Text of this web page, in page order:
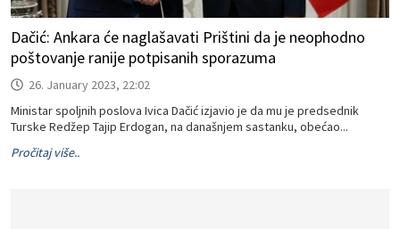
Dačić: Ankara će naglašavati Prištini da je neophodno
poštovanje ranije potpisanih sporazuma
26. January 2023, 22:02
Ministar spoljnih poslova Ivica Dačić izjavio je da mu je predsednik
Turske Redžep Tajip Erdogan, na današnjem sastanku, obećao...
Pročitaj više..